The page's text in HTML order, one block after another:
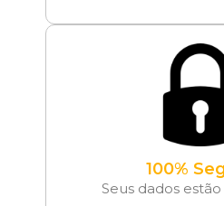
100%
Seus dados